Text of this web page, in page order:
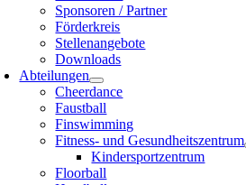
Sponsoren / Partner
Förderkreis
Stellenangebote
Downloads
Abteilungen
Cheerdance
Faustball
Finswimming
Fitness- und Gesundheitszentrum
Kindersportzentrum
Floorball